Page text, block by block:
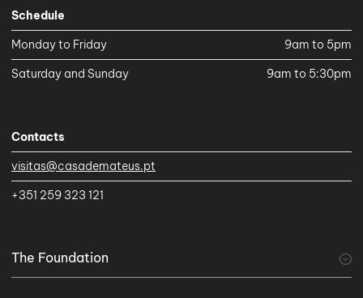
Schedule
Monday to Friday
9am to 5pm
Saturday and Sunday
9am to 5:30pm
Contacts
visitas@casademateus.pt
+351 259 323 121
The Foundation